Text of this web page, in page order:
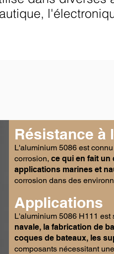
Résistance à
L'aluminium 5086 est
corrosion, ce qui en fait
applications marines et
corrosion dans des
Applications
L'aluminium 5086 H111
navale, la fabrication de
coques de bateaux, les
composants nécessitant